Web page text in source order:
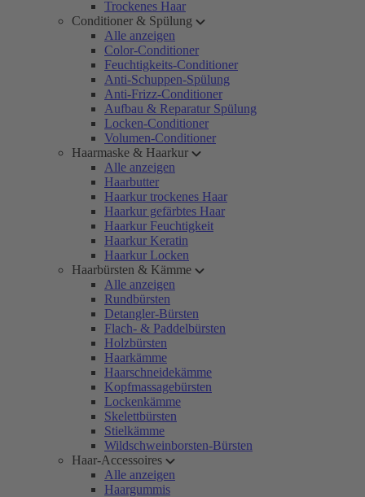
Trockenes Haar
Conditioner & Spülung
Alle anzeigen
Color-Conditioner
Feuchtigkeits-Conditioner
Anti-Schuppen-Spülung
Anti-Frizz-Conditioner
Aufbau & Reparatur Spülung
Locken-Conditioner
Volumen-Conditioner
Haarmaske & Haarkur
Alle anzeigen
Haarbutter
Haarkur trockenes Haar
Haarkur gefärbtes Haar
Haarkur Feuchtigkeit
Haarkur Keratin
Haarkur Locken
Haarbürsten & Kämme
Alle anzeigen
Rundbürsten
Detangler-Bürsten
Flach- & Paddelbürsten
Holzbürsten
Haarkämme
Haarschneidekämme
Kopfmassagebürsten
Lockenkämme
Skelettbürsten
Stielkämme
Wildschweinborsten-Bürsten
Haar-Accessoires
Alle anzeigen
Haargummis